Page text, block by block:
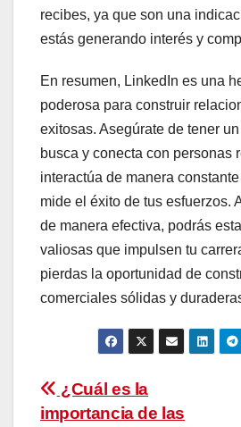
recibes, ya que son una
estás generando interés y
En resumen, LinkedIn es una
poderosa para construir
exitosas. Asegúrate de tener
busca y conecta con personas
interactúa de manera
mide el éxito de tus esfuerzos.
de manera efectiva, podrás
valiosas que impulsen tu
pierdas la oportunidad de
comerciales sólidas y
Navegación
¿Cuál es la
importancia de las